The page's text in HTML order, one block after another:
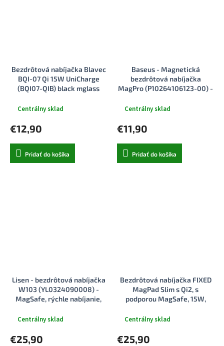
Bezdrôtová nabíjačka Blavec
BQI-07 Qi 15W UniCharge
(BQI07-QIB) black mglass
Centrálny sklad
€12,90
Pridať do košíka
Baseus - Magnetická
bezdrôtová nabíjačka
MagPro (P10264106123-00) -
- Cosmic Black
Centrálny sklad
€11,90
Pridať do košíka
Lisen - bezdrôtová nabíjačka
W103 (YL0324090008) -
MagSafe, rýchle nabíjanie,
sieťová nabíjačka - čierna
Centrálny sklad
€25,90
Bezdrôtová nabíjačka FIXED
MagPad Slim s Qi2, s
podporou MagSafe, 15W,
Centrálny sklad
€25,90